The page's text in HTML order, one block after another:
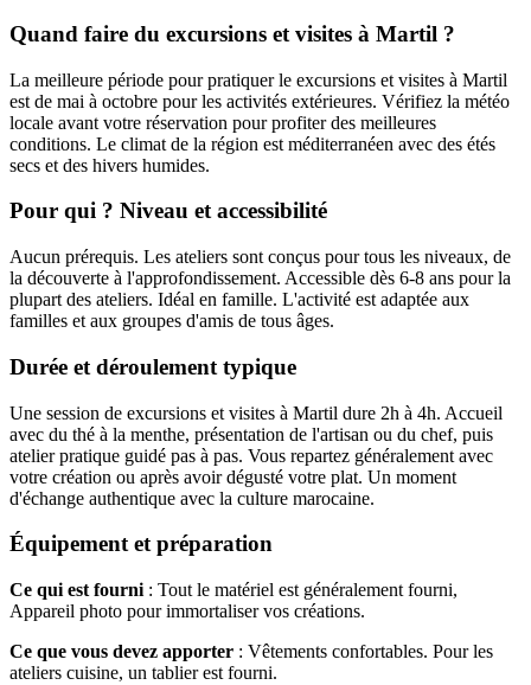
Quand faire du excursions et visites à Martil ?
La meilleure période pour pratiquer le excursions et visites à Martil
est de mai à octobre pour les activités extérieures. Vérifiez la météo
locale avant votre réservation pour profiter des meilleures
conditions. Le climat de la région est méditerranéen avec des étés
secs et des hivers humides.
Pour qui ? Niveau et accessibilité
Aucun prérequis. Les ateliers sont conçus pour tous les niveaux, de
la découverte à l'approfondissement. Accessible dès 6-8 ans pour la
plupart des ateliers. Idéal en famille. L'activité est adaptée aux
familles et aux groupes d'amis de tous âges.
Durée et déroulement typique
Une session de excursions et visites à Martil dure 2h à 4h. Accueil
avec du thé à la menthe, présentation de l'artisan ou du chef, puis
atelier pratique guidé pas à pas. Vous repartez généralement avec
votre création ou après avoir dégusté votre plat. Un moment
d'échange authentique avec la culture marocaine.
Équipement et préparation
Ce qui est fourni : Tout le matériel est généralement fourni,
Appareil photo pour immortaliser vos créations.
Ce que vous devez apporter : Vêtements confortables. Pour les
ateliers cuisine, un tablier est fourni.